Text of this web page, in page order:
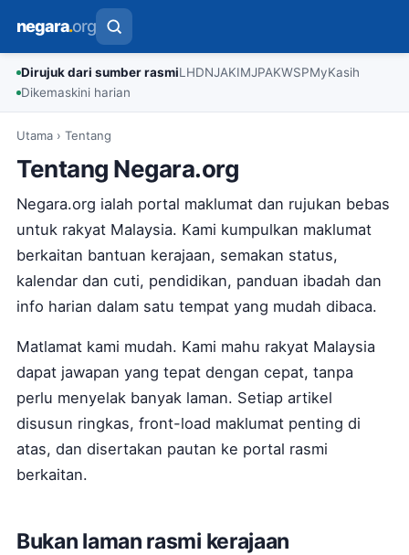
negara.org
Dirujuk dari sumber rasmiLHDNJAKIMJPAKWSPMyKasih
Dikemaskini harian
Utama › Tentang
Tentang Negara.org
Negara.org ialah portal maklumat dan rujukan bebas
untuk rakyat Malaysia. Kami kumpulkan maklumat
berkaitan bantuan kerajaan, semakan status,
kalendar dan cuti, pendidikan, panduan ibadah dan
info harian dalam satu tempat yang mudah dibaca.
Matlamat kami mudah. Kami mahu rakyat Malaysia
dapat jawapan yang tepat dengan cepat, tanpa
perlu menyelak banyak laman. Setiap artikel
disusun ringkas, front-load maklumat penting di
atas, dan disertakan pautan ke portal rasmi
berkaitan.
Bukan laman rasmi kerajaan